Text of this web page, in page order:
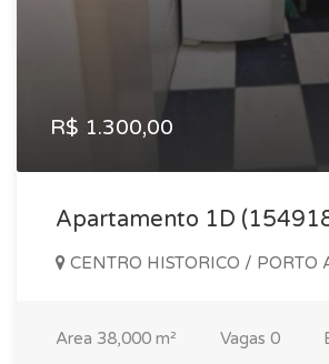
R$ 1.300,00
Apartamento 1D
CENTRO HISTORICO / PORTO
Area 38,000 m² Vagas 0